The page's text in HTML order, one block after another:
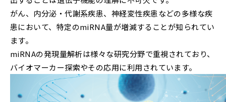
がん、内分泌・代謝系疾患、神経変性疾患などの多様な疾
患において、特定のmiRNA量が増減することが知られてい
ます。
miRNAの発現量解析は様々な研究分野で重視されており、
バイオマーカー探索やその応用に利用されています。